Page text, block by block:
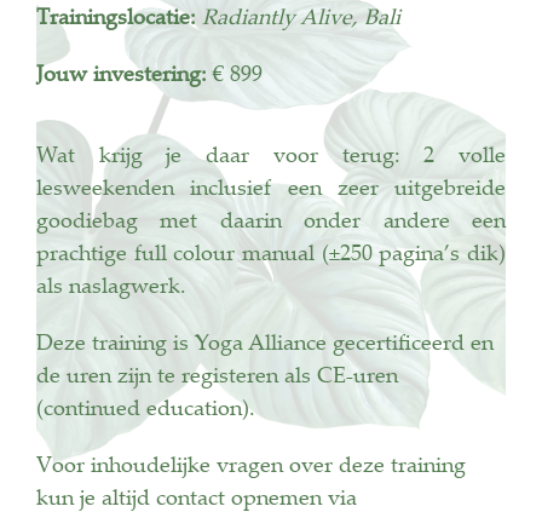
Trainingslocatie: Radiantly Alive, Bali
Jouw investering:€ 899
Wat krijg je daar voor terug: 2 volle
lesweekenden inclusief een zeer uitgebreide
goodiebag met daarin onder andere een
prachtige full colour manual (±250 pagina’s dik)
als naslagwerk.
Deze training is Yoga Alliance gecertificeerd en
de uren zijn te registeren als CE-uren
(continued education).
Voor inhoudelijke vragen over deze training
kun je altijd contact opnemen via